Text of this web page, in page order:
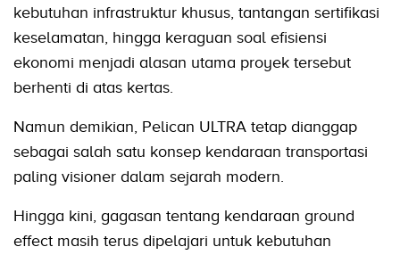
kebutuhan infrastruktur khusus, tantangan sertifikasi
keselamatan, hingga keraguan soal efisiensi
ekonomi menjadi alasan utama proyek tersebut
berhenti di atas kertas.
Namun demikian, Pelican ULTRA tetap dianggap
sebagai salah satu konsep kendaraan transportasi
paling visioner dalam sejarah modern.
Hingga kini, gagasan tentang kendaraan ground
effect masih terus dipelajari untuk kebutuhan